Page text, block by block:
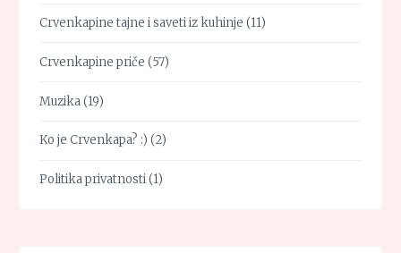
Crvenkapine tajne i saveti iz kuhinje (11)
Crvenkapine priče (57)
Muzika(19)
Ko je Crvenkapa? :) (2)
Politika privatnosti(1)